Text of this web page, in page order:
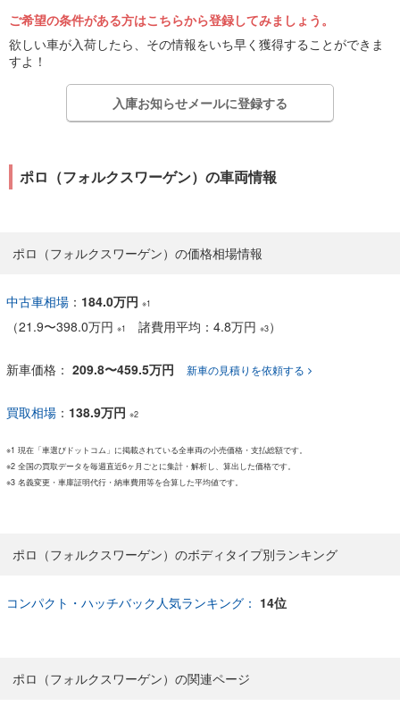
ご希望の条件がある方はこちらから登録してみましょう。
欲しい車が入荷したら、その情報をいち早く獲得することができま
すよ！
入庫お知らせメールに登録する
ポロ（フォルクスワーゲン）の車両情報
ポロ（フォルクスワーゲン）の価格相場情報
中古車相場 ： 184.0万円 ※1
（21.9〜398.0万円 ※1 諸費用平均：4.8万円 ※3）
新車価格： 209.8〜459.5万円 新車の見積りを依頼する
買取相場 ： 138.9万円 ※2
※1 現在「車選びドットコム」に掲載されている全車両の小売価格・支払総額です。
※2 全国の買取データを毎週直近6ヶ月ごとに集計・解析し、算出した価格です。
※3 名義変更・車庫証明代行・納車費用等を合算した平均値です。
ポロ（フォルクスワーゲン）のボディタイプ別ランキング
コンパクト・ハッチバック人気ランキング： 14位
ポロ（フォルクスワーゲン）の関連ページ